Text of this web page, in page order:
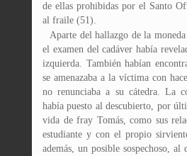
de ellas prohibidas por el Santo
al fraile (51).
Aparte del hallazgo de la
el examen del cadáver había
izquierda. También habían
se amenazaba a la víctima con
no renunciaba a su cátedra. La
había puesto al descubierto, por
vida de fray Tomás, como sus
estudiante y con el propio
además, un posible sospechoso, al